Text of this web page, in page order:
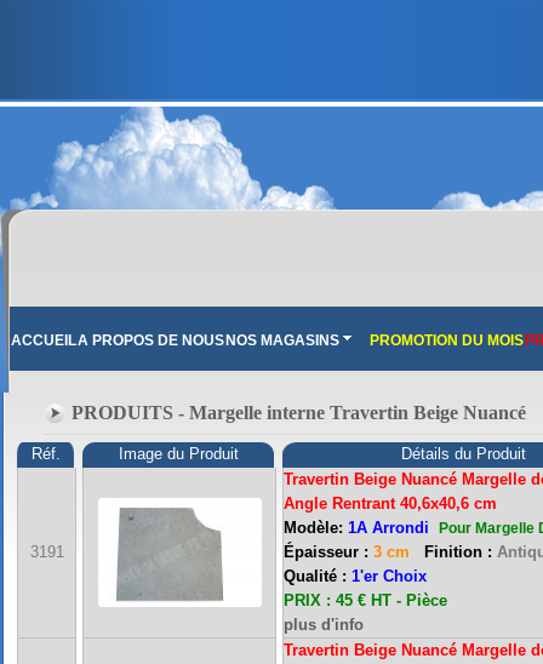
ACCUEILA PROPOS DE NOUS NOS MAGASINS PROMOTION DU MOIS
PRODUITS - Margelle interne Travertin Beige Nuancé
Réf. Image du Produit Détails du Produit
3191
Travertin Beige Nuancé Margelle
Angle Rentrant 40,6x40,6 cm
Modèle: 1A Arrondi Pour Margelle
Épaisseur : 3 cm Finition :
Qualité : 1'er Choix
PRIX : 45 € HT - Pièce
plus d'info
Travertin Beige Nuancé Margelle